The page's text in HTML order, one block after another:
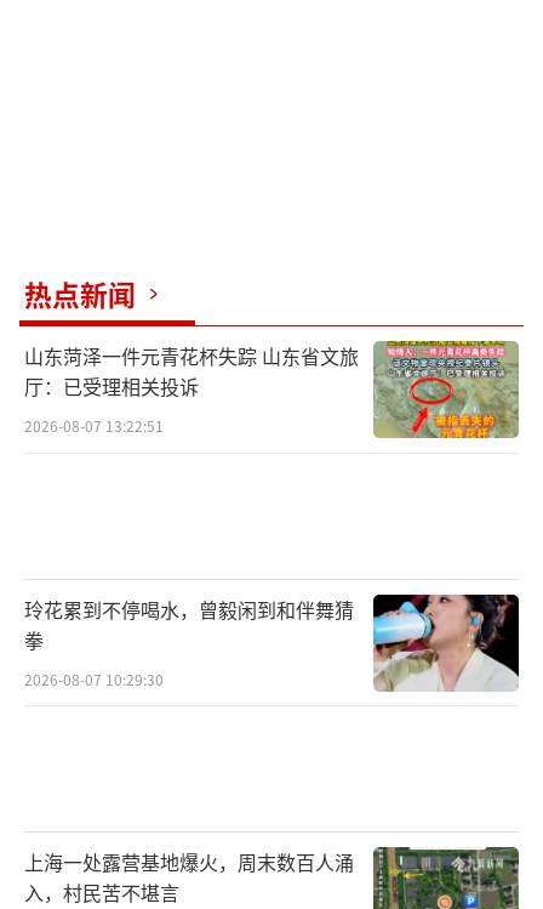
热点新闻
山东菏泽一件元青花杯失踪 山东省文旅
厅：已受理相关投诉
2026-08-07 13:22:51
玲花累到不停喝水，曾毅闲到和伴舞猜
拳
2026-08-07 10:29:30
上海一处露营基地爆火，周末数百人涌
入，村民苦不堪言